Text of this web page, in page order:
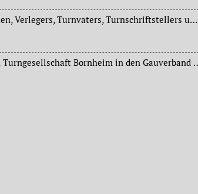
Tod des Frankfurter Kathographen, Verlegers, Turnvaters, Turnschriftstellers und Stifters Friedrich August Ravenstein (1809-1881), Mitbegründer des Frankfurter Turnvereins, 1839 Einführung öffentlicher Turnwettkämpfe in der Mainstadt.
Aufnahme der neu gegründeten